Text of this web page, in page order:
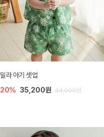
밀라 아기 셋업
20% 35,200원 44,000원